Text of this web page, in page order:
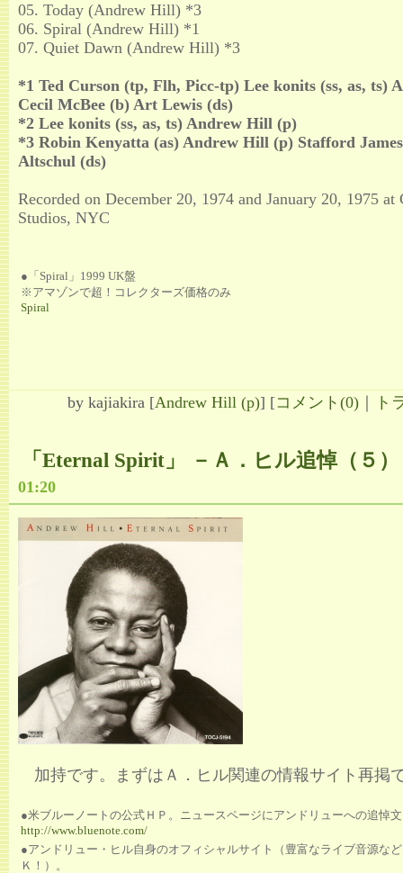
05. Today (Andrew Hill) *3
06. Spiral (Andrew Hill) *1
07. Quiet Dawn (Andrew Hill) *3
*1 Ted Curson (tp, Flh, Picc-tp) Lee konits (ss, as, ts)
Cecil McBee (b) Art Lewis (ds)
*2 Lee konits (ss, as, ts) Andrew Hill (p)
*3 Robin Kenyatta (as) Andrew Hill (p) Stafford
Altschul (ds)
Recorded on December 20, 1974 and January 20, 1975
Studios, NYC
●「Spiral」1999 UK盤
※アマゾンで超！コレクターズ価格のみ
Spiral
by kajiakira [Andrew Hill (p)] [コメント(0) ト
「Eternal Spirit」 －Ａ．ヒル追悼（５）
01:20
加持です。まずはＡ．ヒル関連の情報サイト再掲
●米ブルーノートの公式ＨＰ。ニュースページにアンドリューへの追悼
http://www.bluenote.com/
●アンドリュー・ヒル自身のオフィシャルサイト（豊富なライブ音源な
Ｋ！）。